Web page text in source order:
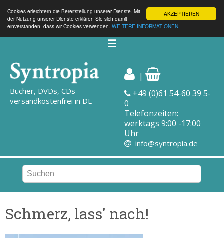
AKZEPTIEREN
Cookies erleichtern die Bereitstellung unserer Dienste. Mit
der Nutzung unserer Dienste erklären Sie sich damit
einverstanden, dass wir Cookies verwenden. WEITERE INFORMATIONEN
☰
Bücher, DVDs, CDs
versandkostenfrei in DE
|
+49 (0)61 54-60 39 5-
0
Telefonzeiten:
werktags 9:00 -17:00
Uhr
info@syntropia.de
Schmerz, lass' nach!